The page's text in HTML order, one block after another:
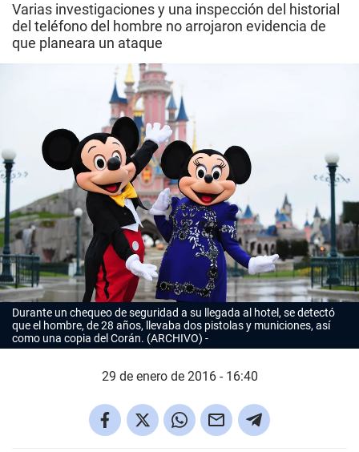
Varias investigaciones y una inspección del historial
del teléfono del hombre no arrojaron evidencia de
que planeara un ataque
Durante un chequeo de seguridad a su llegada al hotel, se detectó
que el hombre, de 28 años, llevaba dos pistolas y municiones, así
como una copia del Corán. (ARCHIVO)
29 de enero de 2016 - 16:40